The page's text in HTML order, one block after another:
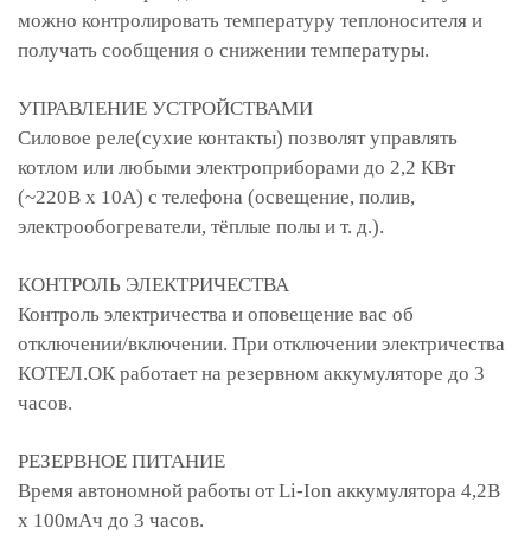
можно контролировать температуру теплоносителя и
получать сообщения о снижении температуры.
УПРАВЛЕНИЕ УСТРОЙСТВАМИ
Силовое реле(сухие контакты) позволят управлять
котлом или любыми электроприборами до 2,2 КВт
(~220В х 10А) с телефона (освещение, полив,
электрообогреватели, тёплые полы и т. д.).
КОНТРОЛЬ ЭЛЕКТРИЧЕСТВА
Контроль электричества и оповещение вас об
отключении/включении. При отключении электричества
КОТЕЛ.ОК работает на резервном аккумуляторе до 3
часов.
РЕЗЕРВНОЕ ПИТАНИЕ
Время автономной работы от Li-Ion аккумулятора 4,2В
х 100мАч до 3 часов.